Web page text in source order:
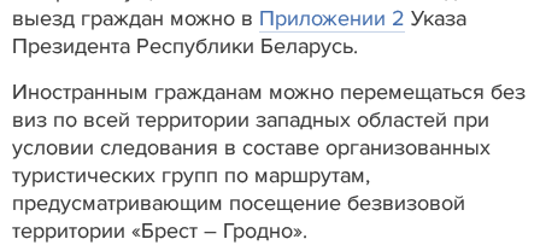
выезд граждан можно в Приложении 2 Указа
Президента Республики Беларусь.
Иностранным гражданам можно перемещаться без
виз по всей территории западных областей при
условии следования в составе организованных
туристических групп по маршрутам,
предусматривающим посещение безвизовой
территории «Брест – Гродно».